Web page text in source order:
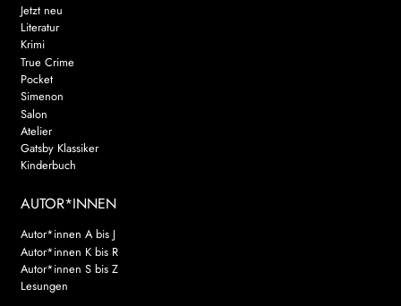
Jetzt neu
Literatur
Krimi
True Crime
Pocket
Simenon
Salon
Atelier
Gatsby Klassiker
Kinderbuch
AUTOR*INNEN
Autor*innen A bis J
Autor*innen K bis R
Autor*innen S bis Z
Lesungen